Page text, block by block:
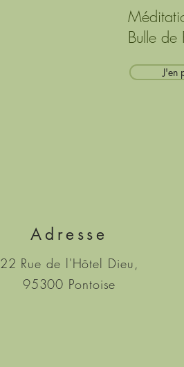
Bulle de
J'en
Adresse
22 Rue de l'Hôtel Dieu,
95300 Pontoise